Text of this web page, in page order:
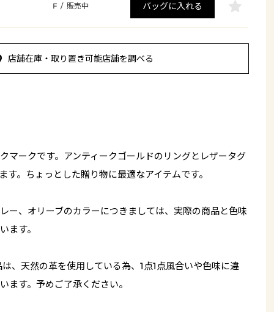
F / 販売中 バッグに入れる
店舗在庫・取り置き可能店舗を調べる
マークです。アンティークゴールドのリングとレザータグ
す。ちょっとした贈り物に最適なアイテムです。
ー、オリーブのカラーにつきましては、実際の商品と色味
ます。
、天然の革を使用している為、1点1点風合いや色味に違
ます。予めご了承ください。